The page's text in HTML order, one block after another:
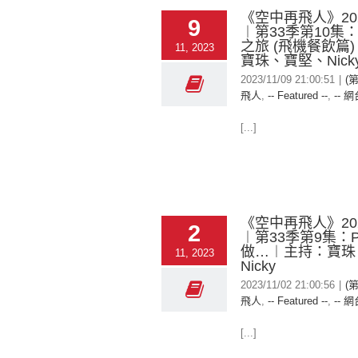
9
11, 2023
《空中再飛人》
︱第33季第10集
之旅 (飛機餐飲篇
寶珠、寶堅、
2023/11/09 21:00:51
(
飛人, -- Featured --, -- 網
[...]
2
11, 2023
《空中再飛人》
︱第33季第9集
做…︱主持：寶珠
Nicky
2023/11/02 21:00:56
(
飛人, -- Featured --, -- 網
[...]